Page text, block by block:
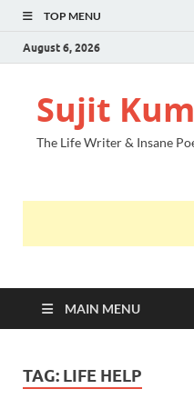
TOP MENU
August 6, 2026
Sujit
The Life Writer & Insane
MAIN MENU
TAG: LIFE HELP